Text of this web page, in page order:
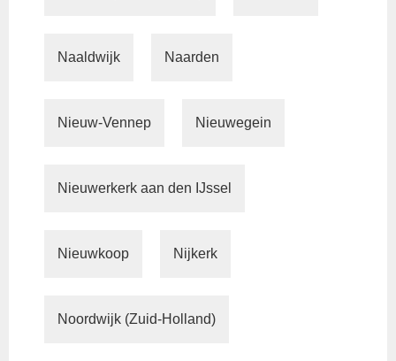
Naaldwijk Naarden
Nieuw-Vennep Nieuwegein
Nieuwerkerk aan den IJssel
Nieuwkoop Nijkerk
Noordwijk (Zuid-Holland)